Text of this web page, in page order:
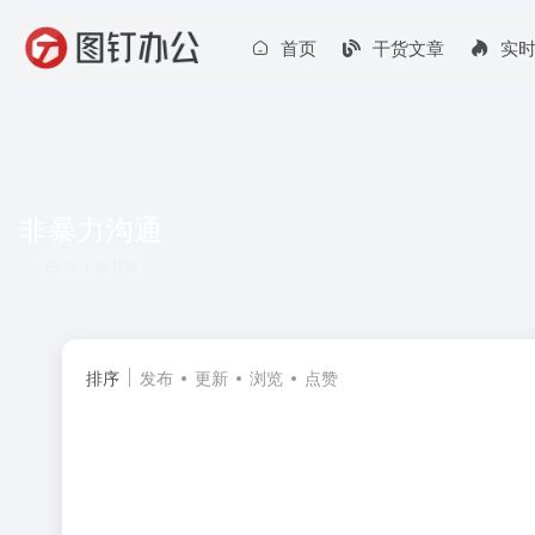
首页 干货文章 实
排序 发布 更新 浏览 点赞